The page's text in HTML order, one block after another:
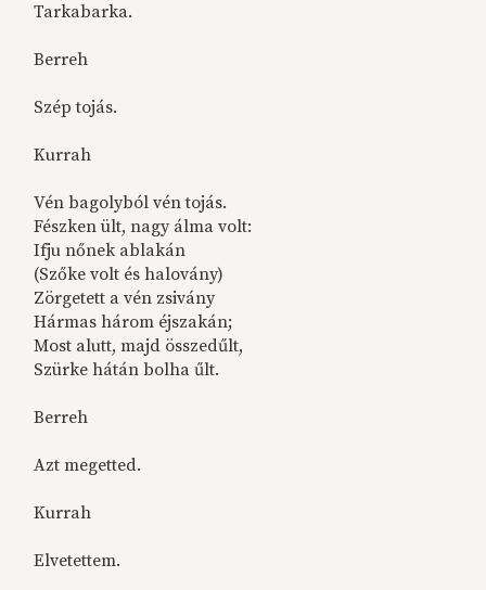
Tarkabarka.
Berreh
Szép tojás.
Kurrah
Vén bagolyból vén tojás.
Fészken ült, nagy álma volt:
Ifju nőnek ablakán
(Szőke volt és halovány)
Zörgetett a vén zsivány
Hármas három éjszakán;
Most alutt, majd összedűlt,
Szürke hátán bolha űlt.
Berreh
Azt megetted.
Kurrah
Elvetettem.